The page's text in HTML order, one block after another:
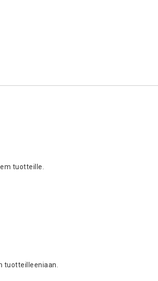
tuotteille.
tuotteilleeniaan.